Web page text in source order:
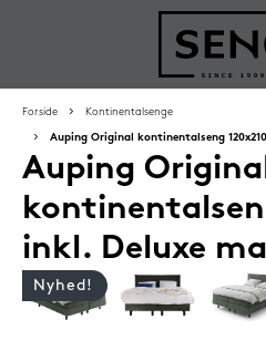
Forside Kontinentalsenge
Auping Original kontinentalseng
Auping
inkl. Deluxe
Nyhed!